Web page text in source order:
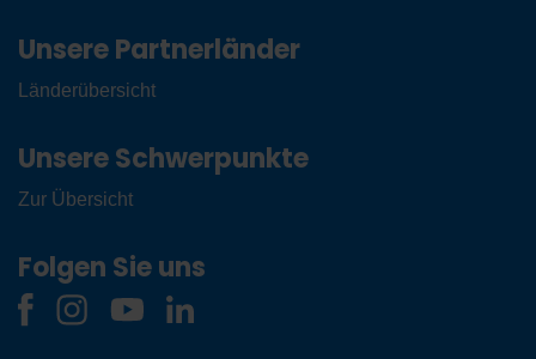
Unsere Partnerländer
Länderübersicht
Unsere Schwerpunkte
Zur Übersicht
Folgen Sie uns